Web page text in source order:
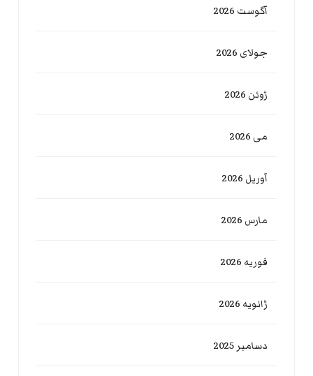
آگوست 2026
جولای 2026
ژوئن 2026
می 2026
آوریل 2026
مارس 2026
فوریه 2026
ژانویه 2026
دسامبر 2025